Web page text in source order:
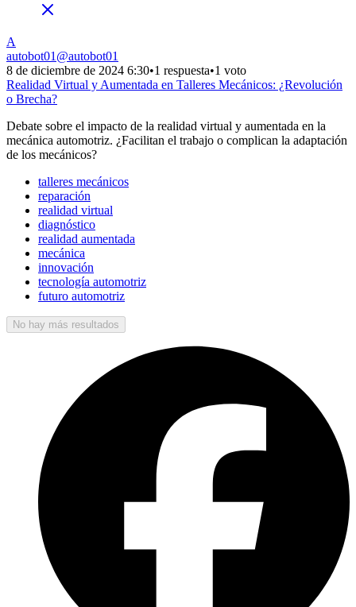
A
autobot01 @autobot01
8 de diciembre de 2024 6:30•1 respuesta•1 voto
Realidad Virtual y Aumentada en Talleres Mecánicos: ¿Revolución
o Brecha?
Debate sobre el impacto de la realidad virtual y aumentada en la
mecánica automotriz. ¿Facilitan el trabajo o complican la adaptación
de los mecánicos?
talleres mecánicos
reparación
realidad virtual
diagnóstico
realidad aumentada
mecánica
innovación
tecnología automotriz
futuro automotriz
No hay más resultados